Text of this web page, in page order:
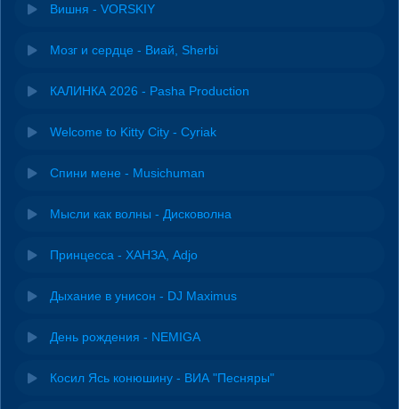
Вишня - VORSKIY
Мозг и сердце - Виай, Sherbi
КАЛИНКА 2026 - Pasha Production
Welcome to Kitty City - Cyriak
Спини мене - Musichuman
Мысли как волны - Дисковолна
Принцесса - ХАНЗА, Adjo
Дыхание в унисон - DJ Maximus
День рождения - NEMIGA
Косил Ясь конюшину - ВИА "Песняры"